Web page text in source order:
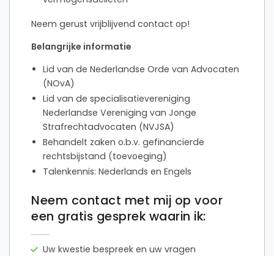
Neem gerust vrijblijvend contact op!
Belangrijke informatie
Lid van de Nederlandse Orde van Advocaten
(NOvA)
Lid van de specialisatievereniging
Nederlandse Vereniging van Jonge
Strafrechtadvocaten (NVJSA)
Behandelt zaken o.b.v. gefinancierde
rechtsbijstand (toevoeging)
Talenkennis: Nederlands en Engels
Neem contact met mij op voor
een gratis gesprek waarin ik:
Uw kwestie bespreek en uw vragen